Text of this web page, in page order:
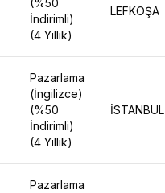
(%50
İndirimli)
(4 Yıllık)
LEFKOŞA
Pazarlama
(İngilizce)
(%50
İndirimli)
(4 Yıllık)
İSTANBUL
Pazarlama